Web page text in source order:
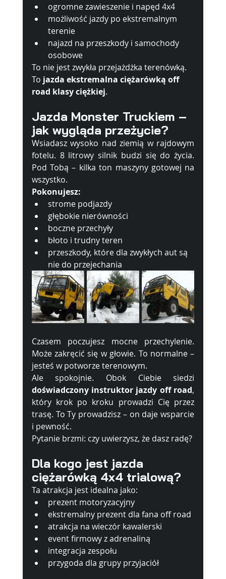
ogromne zawieszenie i napęd 4x4
możliwość jazdy po ekstremalnym
terenie
najazd na przeszkody i samochody
osobowe
To nie jest zwykła przejażdżka terenówką.
To jazda ekstremalna ciężarówką off
road klasy ciężkiej.
Jazda Monster Truckiem –
jak wygląda przeżycie?
Wsiadasz wysoko nad ziemią w rajdowym
fotelu. 8 litrowy silnik budzi się do życia.
Pod Tobą – kilka ton maszyny gotowej na
wszystko.
Pokonujesz:
strome podjazdy
głębokie nierówności
boczne przechyły
błoto i trudny teren
przeszkody, które dla zwykłych aut są
nie do przejechania
Czasem poczujesz mocne przechylenie.
Może zakręcić się w głowie. To normalne –
jesteś w potworze terenowym.
doświadczony instruktor jazdy off road,
który krok po kroku prowadzi Cię przez
trasę. To Ty prowadzisz – on daje wsparcie
i pewność.
Pytanie brzmi: czy uwierzysz, że dasz radę?
Dla kogo jest jazda
ciężarówką 4x4 trialową?
Ta atrakcja jest idealna jako:
prezent motoryzacyjny
ekstremalny prezent dla fana off road
atrakcja na wieczór kawalerski
event firmowy z adrenaliną
integracja zespołu
przygoda dla grupy przyjaciół